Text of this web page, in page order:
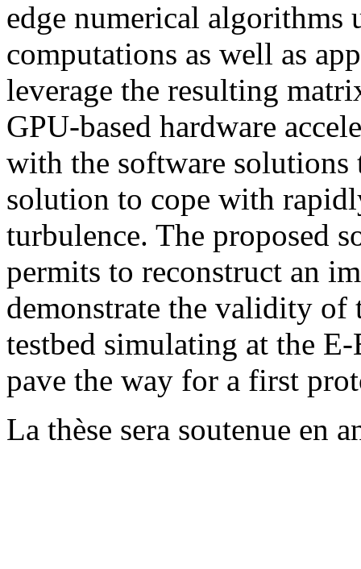
edge numerical algorithms
computations as well as
leverage the resulting
GPU-based hardware
with the software solutions
solution to cope with
turbulence. The proposed
permits to reconstruct an
demonstrate the validity
testbed simulating at the
pave the way for a first
La thèse sera soutenue en